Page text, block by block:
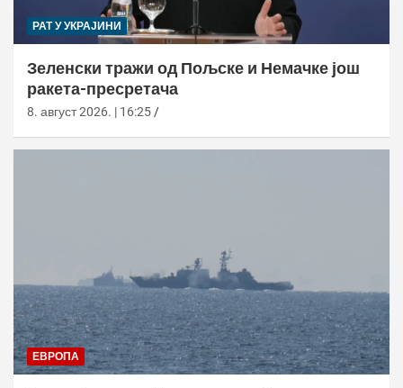
РАТ У УКРАЈИНИ
Зеленски тражи од Пољске и Немачке још
ракета-пресретача
8. август 2026. | 16:25
ЕВРОПА